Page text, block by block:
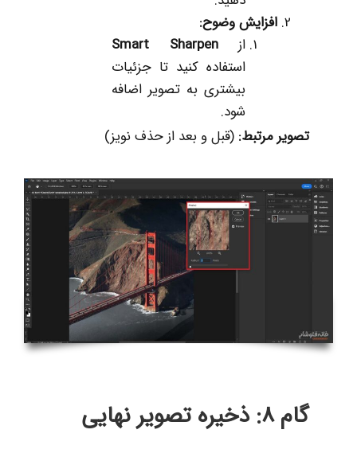
افزایش وضوح:
ازSmart Sharpen
استفاده کنید تا جزئیات
بیشتری به تصویر اضافه
شود.
تصویر مرتبط: (قبل و بعد از حذف نویز)
گام 8: ذخیره تصویر نهایی